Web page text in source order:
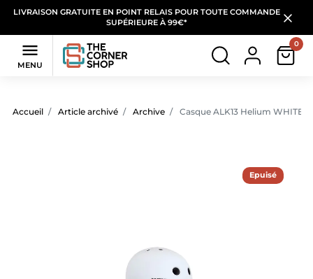
LIVRAISON GRATUITE EN POINT RELAIS POUR TOUTE COMMANDE
SUPÉRIEURE À 99€*

MENU
0
Accueil Article archivé Archive Casque ALK13 Helium WHITE
Epuisé